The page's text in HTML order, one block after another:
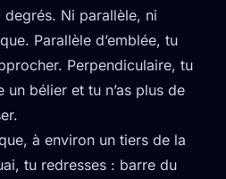
Ni parallèle, ni
Parallèle d’emblée, tu
Perpendiculaire, tu
bélier et tu n’as plus de
à environ un tiers de la
tu redresses : barre du